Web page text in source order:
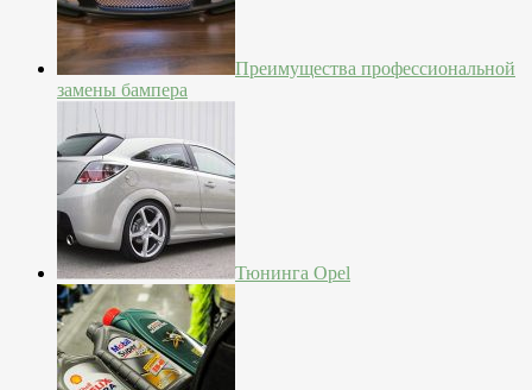
Преимущества профессиональной
замены бампера
Тюнинга Opel